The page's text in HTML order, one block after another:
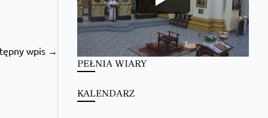
wpis →
PEŁNIA WIARY
KALENDARZ